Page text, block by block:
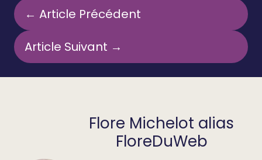
← Article Précédent
Article Suivant →
Flore Michelot alias
FloreDuWeb